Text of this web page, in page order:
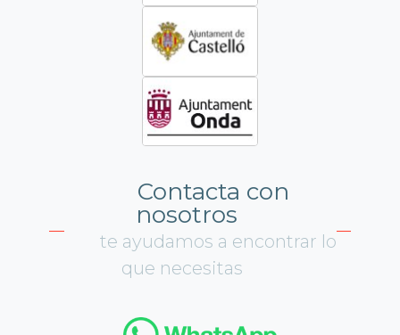
Contacta con
nosotros
te ayudamos a encontrar lo
que necesitas